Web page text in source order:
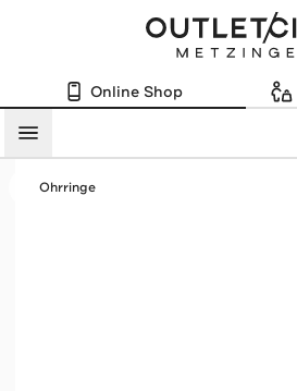
Online Shop
Menü
Ohrringe